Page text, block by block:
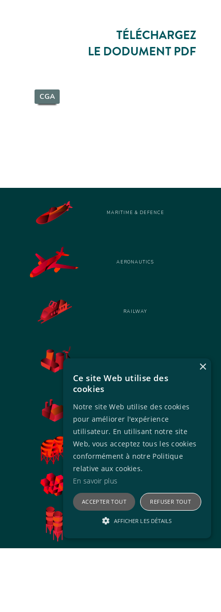
TÉLÉCHARGEZ
LE DODUMENT PDF
CGA
MARITIME & DEFENCE
AERONAUTICS
RAILWAY
INDUSTRY
OIL & GAS
SCIENCE & RESEARCH
AGRICULTURE
×
Ce site Web utilise des
cookies
Notre site Web utilise des cookies
pour améliorer l'expérience
utilisateur. En utilisant notre site
Web, vous acceptez tous les cookies
conformément à notre Politique
relative aux cookies.
En savoir plus
ACCEPTER TOUT REFUSER TOUT
AFFICHER LES DÉTAILS